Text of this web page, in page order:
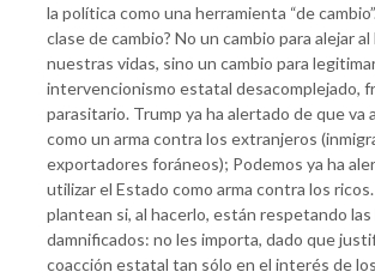
la política como una herramienta “de
clase de cambio? No un cambio para alejar
nuestras vidas, sino un cambio para
intervencionismo estatal desacomplejado,
parasitario. Trump ya ha alertado de que va
como un arma contra los extranjeros
exportadores foráneos); Podemos ya ha
utilizar el Estado como arma contra los
plantean si, al hacerlo, están respetando
damnificados: no les importa, dado que
coacción estatal tan sólo en el interés de